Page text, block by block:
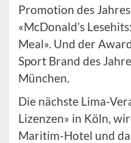
Promotion des
«McDonald’s
Meal». Und der
Sport Brand des
München.
Die nächste Lima-
Lizenzen» in Köln,
Maritim-Hotel und